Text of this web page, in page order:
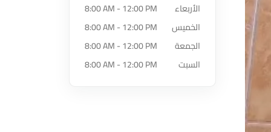
الأربعاء
8:00 AM - 12:00 PM
الخميس
8:00 AM - 12:00 PM
الجمعة
8:00 AM - 12:00 PM
السبت
8:00 AM - 12:00 PM